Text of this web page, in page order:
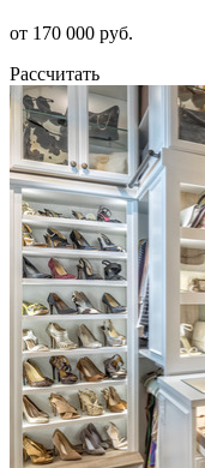
от 170 000 руб.
Рассчитать